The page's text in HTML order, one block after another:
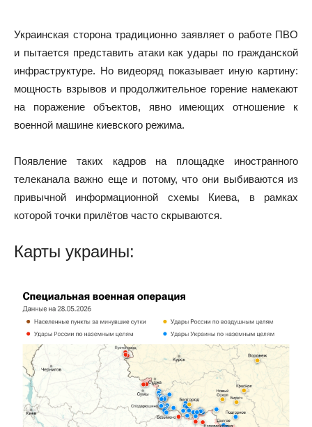
Украинская сторона традиционно заявляет о работе ПВО
и пытается представить атаки как удары по гражданской
инфраструктуре. Но видеоряд показывает иную картину:
мощность взрывов и продолжительное горение намекают
на поражение объектов, явно имеющих отношение к
военной машине киевского режима.
Появление таких кадров на площадке иностранного
телеканала важно еще и потому, что они выбиваются из
привычной информационной схемы Киева, в рамках
которой точки прилётов часто скрываются.
Карты украины: